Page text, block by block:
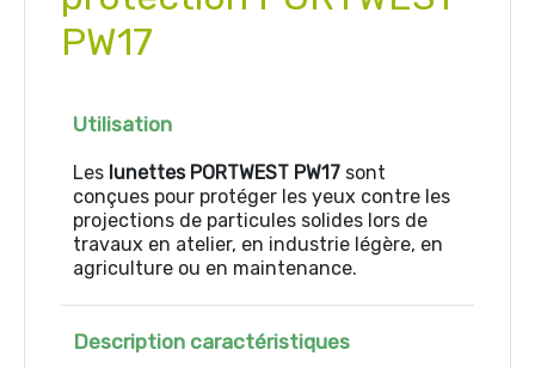
PW17
Utilisation
Les lunettes PORTWEST PW17 sont
conçues pour protéger les yeux contre les
projections de particules solides lors de
travaux en atelier, en industrie légère, en
agriculture ou en maintenance.
Description caractéristiques